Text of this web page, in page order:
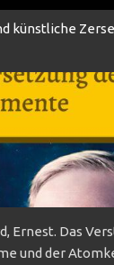
künstliche
Ernest. Das
und der